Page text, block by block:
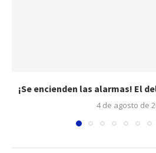
¡Se encienden las alarmas! El
4 de agosto de